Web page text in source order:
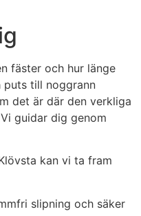
fäster och hur länge
puts till noggrann
det är där den verkliga
guidar dig genom
kan vi ta fram
slipning och säker